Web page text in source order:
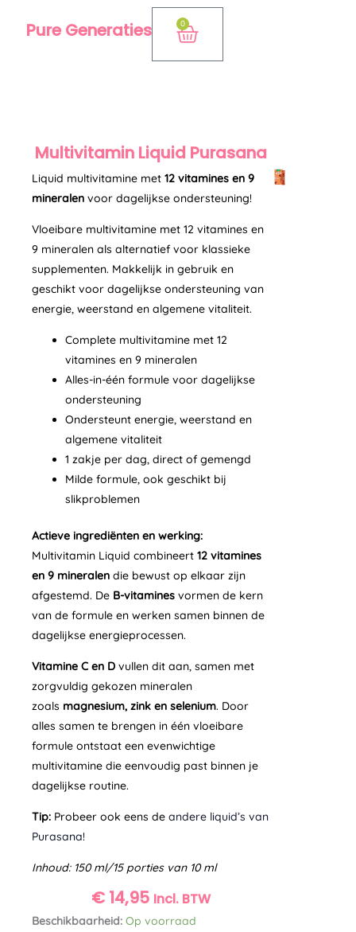
Pure Generaties 0
Winkelwagen
Multivitamin Liquid Purasana
Liquid multivitamine met 12 vitamines en 9
mineralenvoor dagelijkse ondersteuning!
Vloeibare multivitamine met 12 vitamines en
9 mineralen als alternatief voor klassieke
supplementen. Makkelijk in gebruik en
geschikt voor dagelijkse ondersteuning van
energie, weerstand en algemene vitaliteit.
Complete multivitamine met 12
vitamines en 9 mineralen
Alles-in-één formule voor dagelijkse
ondersteuning
Ondersteunt energie, weerstand en
algemene vitaliteit
1 zakje per dag, direct of gemengd
Milde formule, ook geschikt bij
slikproblemen
Actieve ingrediënten en werking:
Multivitamin Liquid combineert 12 vitamines
en 9 mineralendie bewust op elkaar zijn
afgestemd. De B-vitamines vormen de kern
van de formule en werken samen binnen de
dagelijkse energieprocessen.
Vitamine C en Dvullen dit aan, samen met
zorgvuldig gekozen mineralen
zoals magnesium, zink en selenium. Door
alles samen te brengen in één vloeibare
formule ontstaat een evenwichtige
multivitamine die eenvoudig past binnen je
dagelijkse routine.
Tip:Probeer ook eens de andere liquid’s van
Purasana!
Inhoud: 150 ml/15 porties van 10 ml
€14,95 Incl. BTW
Beschikbaarheid: Op voorraad
Multivitamin